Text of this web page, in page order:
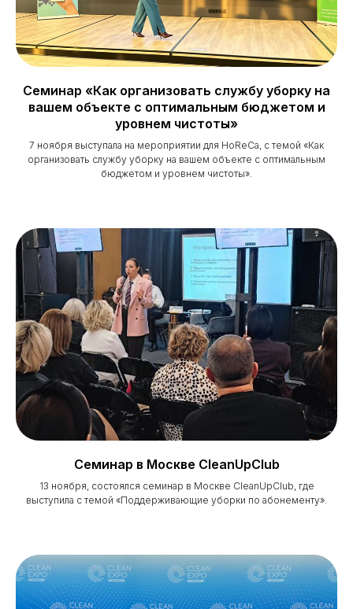
Семинар «Как организовать службу уборку на
вашем объекте с оптимальным бюджетом и
уровнем чистоты»
7 ноября выступала на мероприятии для HoReCa, с темой «Как
организовать службу уборку на вашем объекте с оптимальным
бюджетом и уровнем чистоты».
Cеминар в Москве CleanUpClub
13 ноября, состоялся семинар в Москве CleanUpClub, где
выступила с темой «Поддерживающие уборки по абонементу».